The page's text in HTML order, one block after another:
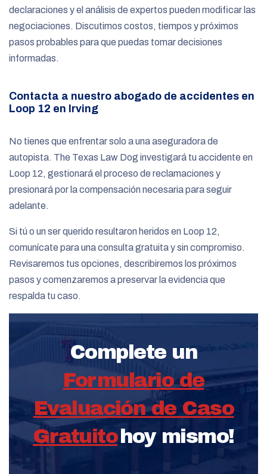
declaraciones y el análisis de expertos pueden modificar las
negociaciones. Discutimos costos, tiempos y próximos
pasos probables para que puedas tomar decisiones
informadas.
Contacta a nuestro abogado de accidentes en
Loop 12 en Irving
No tienes que enfrentar solo a una aseguradora de
autopista. The Texas Law Dog investigará tu accidente en
Loop 12, gestionará el proceso de reclamaciones y
presionará por la compensación necesaria para seguir
adelante.
Si tú o un ser querido resultaron heridos en Loop 12,
comunícate para una consulta gratuita y sin compromiso.
Revisaremos tus opciones, describiremos los próximos
pasos y comenzaremos a preservar la evidencia que
respalda tu caso.
Complete un
Formulario de
Evaluación de Caso
Gratuitohoy mismo!